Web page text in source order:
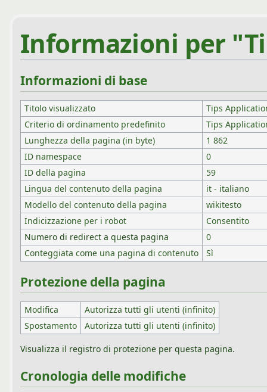
Informazioni per
Informazioni di base
Titolo visualizzato
Tips
Criterio di ordinamento predefinito
Tips
Lunghezza della pagina (in byte)
1 862
ID namespace
0
ID della pagina
59
Lingua del contenuto della pagina
it - italiano
Modello del contenuto della pagina
wikitesto
Indicizzazione per i robot
Consentito
Numero di redirect a questa pagina
0
Conteggiata come una pagina di contenuto
Sì
Protezione della pagina
Modifica
Autorizza tutti gli utenti (infinito)
Spostamento
Autorizza tutti gli utenti (infinito)
Visualizza il registro di protezione per questa pagina.
Cronologia delle modifiche